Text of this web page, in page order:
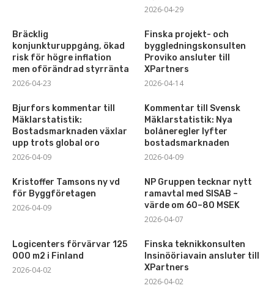
2026-04-29
Bräcklig
konjunkturuppgång, ökad
risk för högre inflation
men oförändrad styrränta
2026-04-23
Finska projekt- och
byggledningskonsulten
Proviko ansluter till
XPartners
2026-04-14
Bjurfors kommentar till
Mäklarstatistik:
Bostadsmarknaden växlar
upp trots global oro
2026-04-09
Kommentar till Svensk
Mäklarstatistik: Nya
bolåneregler lyfter
bostadsmarknaden
2026-04-09
Kristoffer Tamsons ny vd
för Byggföretagen
2026-04-09
NP Gruppen tecknar nytt
ramavtal med SISAB –
värde om 60–80 MSEK
2026-04-07
Logicenters förvärvar 125
000 m2 i Finland
2026-04-02
Finska teknikkonsulten
Insinööriavain ansluter till
XPartners
2026-04-02